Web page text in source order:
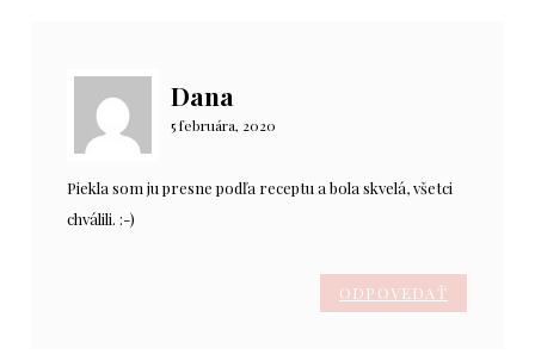
Dana
5 februára, 2020
Piekla som ju presne podľa receptu a bola skvelá, všetci
chválili. :-)
ODPOVEDAŤ